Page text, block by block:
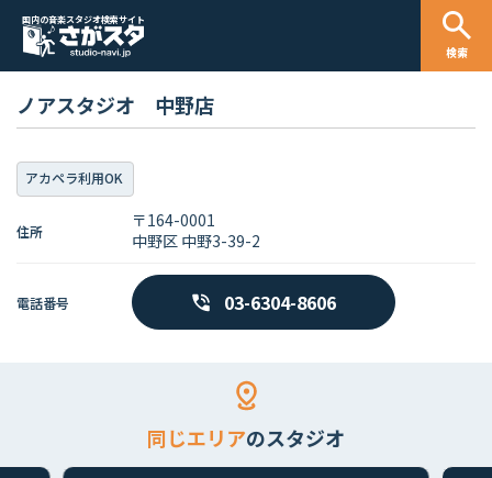
国内の音楽スタジオ検索サイト
検索
ノアスタジオ 中野店
アカペラ利用OK
住所
〒164-0001
中野区 中野3-39-2
電話番号 03-6304-8606
同じエリアのスタジオ